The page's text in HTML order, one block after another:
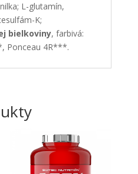
L-glutamín,
K;
bielkoviny, farbivá:
Ponceau 4R***.